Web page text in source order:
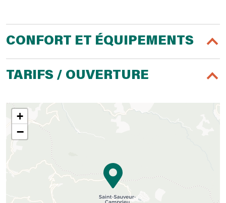
CONFORT ET ÉQUIPEMENTS
TARIFS / OUVERTURE
+
−